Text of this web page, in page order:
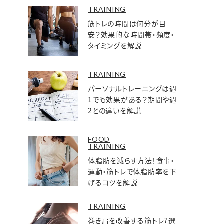
TRAINING
筋トレの時間は何分が目
安？効果的な時間帯・頻度・
タイミングを解説
TRAINING
パーソナルトレーニングは週
1でも効果がある？期間や週
2との違いを解説
FOOD
TRAINING
体脂肪を減らす方法！食事・
運動・筋トレで体脂肪率を下
げるコツを解説
TRAINING
巻き肩を改善する筋トレ7選